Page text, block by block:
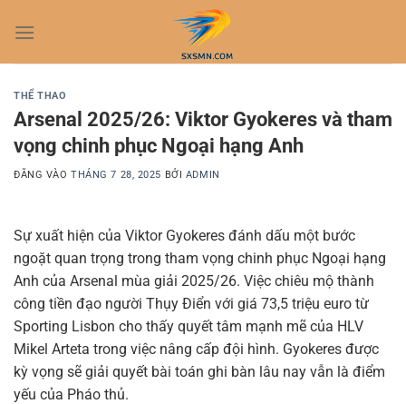
qua
THỂ THAO
Arsenal 2025/26: Viktor Gyokeres và tham
vọng chinh phục Ngoại hạng Anh
ĐĂNG VÀOTHÁNG 7 28, 2025 BỞI ADMIN
Sự xuất hiện của Viktor Gyokeres đánh dấu một bước
ngoặt quan trọng trong tham vọng chinh phục Ngoại hạng
Anh của Arsenal mùa giải 2025/26. Việc chiêu mộ thành
công tiền đạo người Thụy Điển với giá 73,5 triệu euro từ
Sporting Lisbon cho thấy quyết tâm mạnh mẽ của HLV
Mikel Arteta trong việc nâng cấp đội hình. Gyokeres được
kỳ vọng sẽ giải quyết bài toán ghi bàn lâu nay vẫn là điểm
yếu của Pháo thủ.